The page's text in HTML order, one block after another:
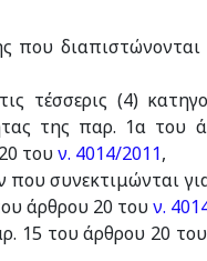
που διαπιστώνονται
τέσσερις (4)
της παρ. 1α του
του ν. 4014/2011,
συνεκτιμώνται
άρθρου 20 του ν.
15 του άρθρου 20 του